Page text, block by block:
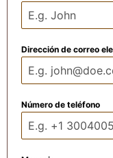
Dirección de correo
Número de teléfono